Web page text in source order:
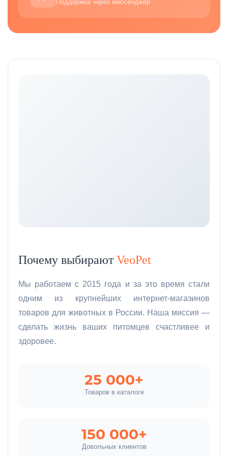
Поддержка через мессенджер
Почему выбираютVeoPet
Мы работаем с 2015 года и за это время стали
одним из крупнейших интернет-магазинов
товаров для животных в России. Наша миссия —
сделать жизнь ваших питомцев счастливее и
здоровее.
25 000+
Товаров в каталоге
150 000+
Довольных клиентов